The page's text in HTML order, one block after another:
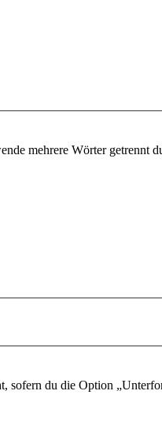
mehrere Wörter getrennt
sofern du die Option